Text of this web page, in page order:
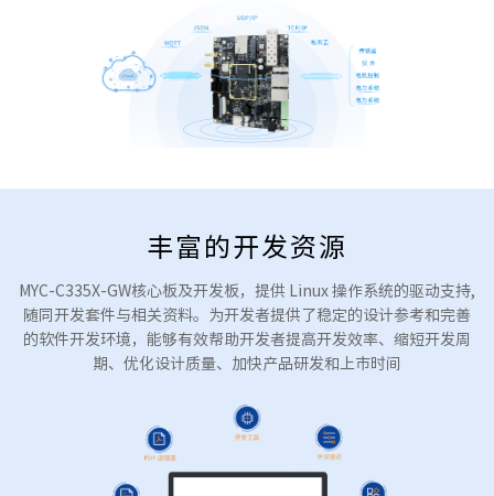
丰富的开发资源
MYC-C335X-GW核心板及开发板，提供 Linux 操作系统的驱动支持,
随同开发套件与相关资料。为开发者提供了稳定的设计参考和完善
的软件开发环境，能够有效帮助开发者提高开发效率、缩短开发周
期、优化设计质量、加快产品研发和上市时间